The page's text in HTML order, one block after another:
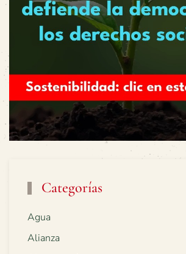
Categorías
Agua
Alianza